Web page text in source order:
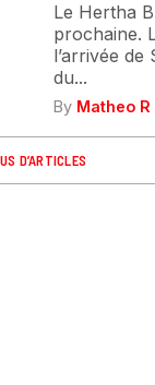
Le Hertha
prochaine.
l’arrivée
du...
By Matheo R
D’ARTICLES